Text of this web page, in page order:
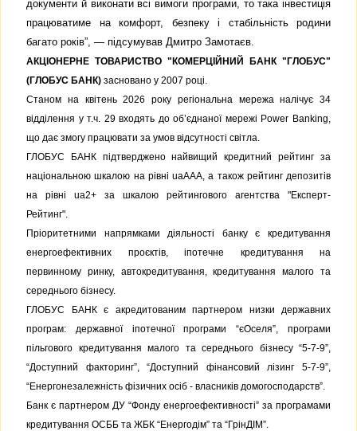
документи й виконати всі вимоги програми, то така інвестиція
працюватиме на комфорт, безпеку і стабільність родини
багато років”, — підсумував Дмитро Замотаєв.
АКЦІОНЕРНЕ ТОВАРИСТВО "КОМЕРЦІЙНИЙ БАНК "ГЛОБУС"
(ГЛОБУС БАНК) засновано у 2007 році.
Станом на квітень 2026 року регіональна мережа налічує 34
відділення у т.ч. 29 входять до об’єднаної мережі Power Banking,
що дає змогу працювати за умов відсутності світла.
ГЛОБУС БАНК підтверджено найвищий кредитний рейтинг за
національною шкалою на рівні uaAAA, а також рейтинг депозитів
на рівні ua2+ за шкалою рейтингового агентства "Експерт-
Рейтинг".
Пріоритетними напрямками діяльності банку є кредитування
енергоефективних проєктів, іпотечне кредитування на
первинному ринку, автокредитування, кредитування малого та
середнього бізнесу.
ГЛОБУС БАНК є акредитованим партнером низки державних
програм: державної іпотечної програми “єОселя”, програми
пільгового кредитування малого та середнього бізнесу “5-7-9”,
“Доступний факторинг”, “Доступний фінансовий лізинг 5-7-9”,
“Енергонезалежність фізичних осіб - власників домогосподарств”.
Банк є партнером ДУ “Фонду енергоефективності” за програмами
кредитування ОСББ та ЖБК “Енергодім” та “ГрінДІМ”.